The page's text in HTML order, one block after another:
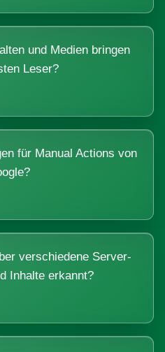
und Medien bringen
Leser?
für Manual Actions von
verschiedene Server-
Inhalte erkannt?